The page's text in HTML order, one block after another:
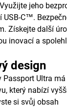
jeho
USB-C™.
Získejte další
inovací a
design
Passport Ultra má
který nabízí
si svůj obsah